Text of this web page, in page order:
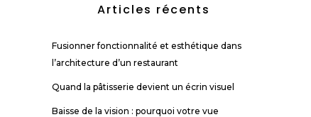
Articles récents
Fusionner fonctionnalité et esthétique dans
l’architecture d’un restaurant
Quand la pâtisserie devient un écrin visuel
Baisse de la vision : pourquoi votre vue